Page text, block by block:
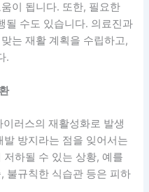
이 됩니다. 또한, 필요한
될 수도 있습니다. 의료진과
는 재활 계획을 수립하고,
.
러스의 재활성화로 발생
방지라는 점을 잊어서는
하될 수 있는 상황, 예를
불규칙한 식습관 등은 피하